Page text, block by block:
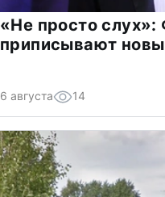
«Не просто
приписывают
6 августа 14